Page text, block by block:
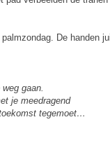
De handen
gaan.
je meedragend
tegemoet…